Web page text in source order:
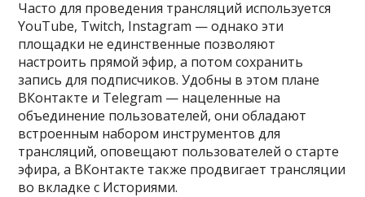
Часто для проведения трансляций используется
YouTube, Twitch, Instagram — однако эти
площадки не единственные позволяют
настроить прямой эфир, а потом сохранить
запись для подписчиков. Удобны в этом плане
ВКонтакте и Telegram — нацеленные на
объединение пользователей, они обладают
встроенным набором инструментов для
трансляций, оповещают пользователей о старте
эфира, а ВКонтакте также продвигает трансляции
во вкладке с Историями.